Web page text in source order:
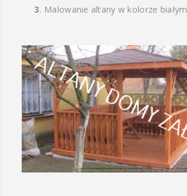
3. Malowanie altany w kolorze białym